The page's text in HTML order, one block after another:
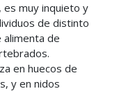
muy inquieto y
de distinto
alimenta de
en huecos de
y en nidos